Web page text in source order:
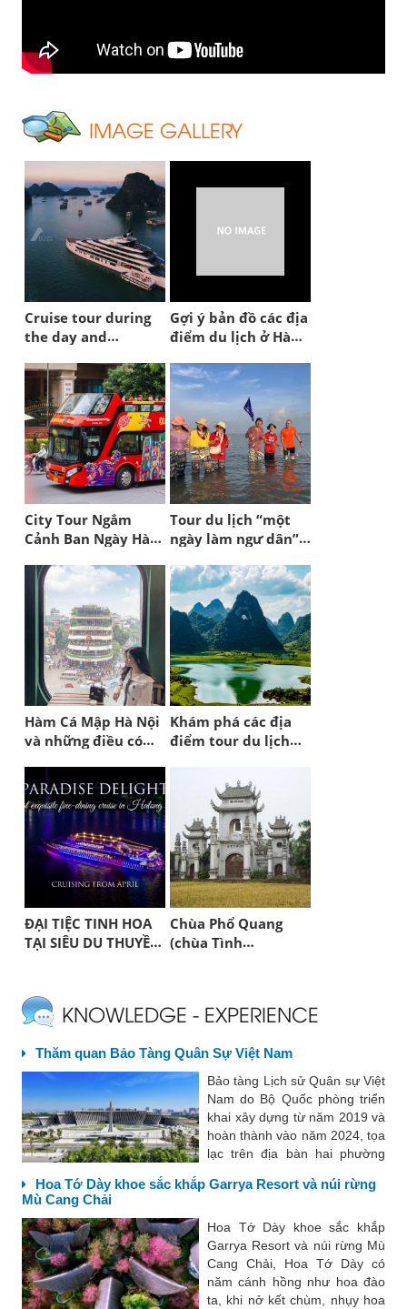
IMAGE GALLERY
Cruise tour during
the day and
Gợi ý bản đồ các địa
điểm du lịch ở Hà
City Tour Ngắm
Cảnh Ban Ngày Hà
Tour du lịch “một
ngày làm ngư dân”
Hàm Cá Mập Hà Nội
và những điều có
Khám phá các địa
điểm tour du lịch
ĐẠI TIỆC TINH HOA
TẠI SIÊU DU THUYỀN
Chùa Phổ Quang
(chùa Tình
KNOWLEDGE - EXPERIENCE
Thăm quan Bảo Tàng Quân Sự Việt Nam
Bảo tàng Lịch sử Quân sự Việt
Nam do Bộ Quốc phòng triển
khai xây dựng từ năm 2019 và
hoàn thành vào năm 2024, tọa
lạc trên địa bàn hai phường
Từ Liêm, Tham quan Bảo tàng
hành trình...
Hoa Tớ Dày khoe sắc khắp Garrya Resort và núi rừng
Mù Cang Chải
Hoa Tớ Dày khoe sắc khắp
Garrya Resort và núi rừng Mù
Cang Chải, Hoa Tớ Dày có
năm cánh hồng như hoa đào
ta, khi nở kết chùm, nhụy hoa